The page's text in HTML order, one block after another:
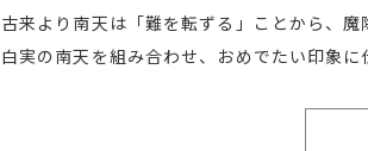
古来より南天は「難を転ずる」ことから、
白実の南天を組み合わせ、おめでたい印象に